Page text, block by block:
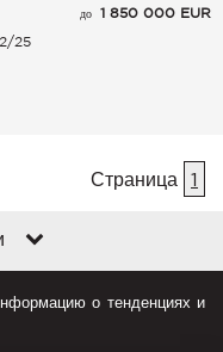
до 1 850 000 EUR
25
Страница 1
о тенденциях и